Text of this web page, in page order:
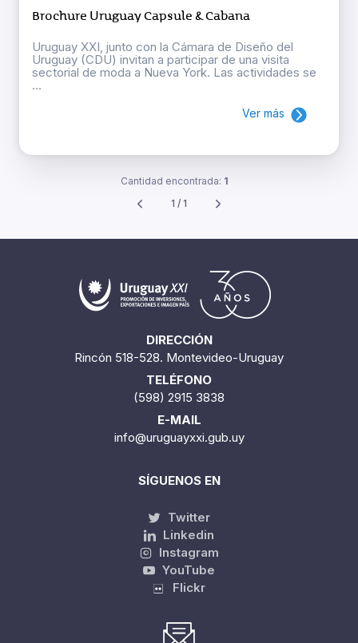
Brochure Uruguay Capsule & Cabana
Uruguay XXI, junto con la Cámara de Diseño del
Uruguay (CDU) invitan a participar de una visita
sectorial de moda a Nueva York. Las actividades se
...
Ver más
Cantidad encontrada: 1
1 / 1
DIRECCIÓN
Rincón 518-528. Montevideo-Uruguay
TELÉFONO
(598) 2915 3838
E-MAIL
info@uruguayxxi.gub.uy
SÍGUENOS EN
Twitter
Linkedin
Instagram
YouTube
Flickr